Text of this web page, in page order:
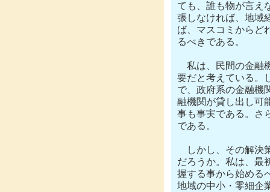
ても、誰も物が言え
張しなければ、地域
ば、マスコミからど
るべきである。
私は、民間の金融
要だと考えている。
で、政府系の金融機
融機関が貸し出し可
事も事実である。さ
である。
しかし、その解決
だろうか。私は、最
握する事から始める
地域の中小・零細企